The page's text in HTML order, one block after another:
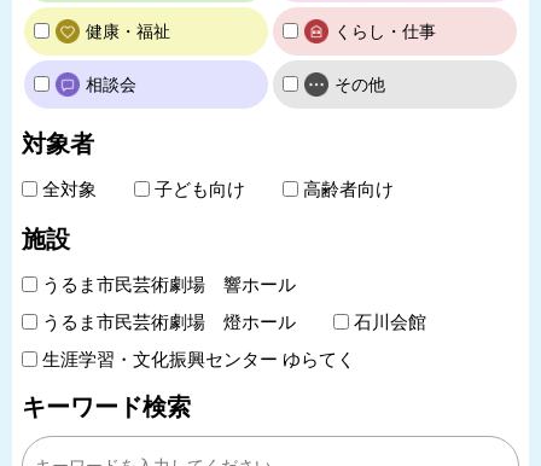
健康・福祉 くらし・仕事
相談会 その他
対象者
全対象 子ども向け 高齢者向け
施設
うるま市民芸術劇場 響ホール
うるま市民芸術劇場 燈ホール
石川会館
生涯学習・文化振興センター ゆらてく
キーワード検索